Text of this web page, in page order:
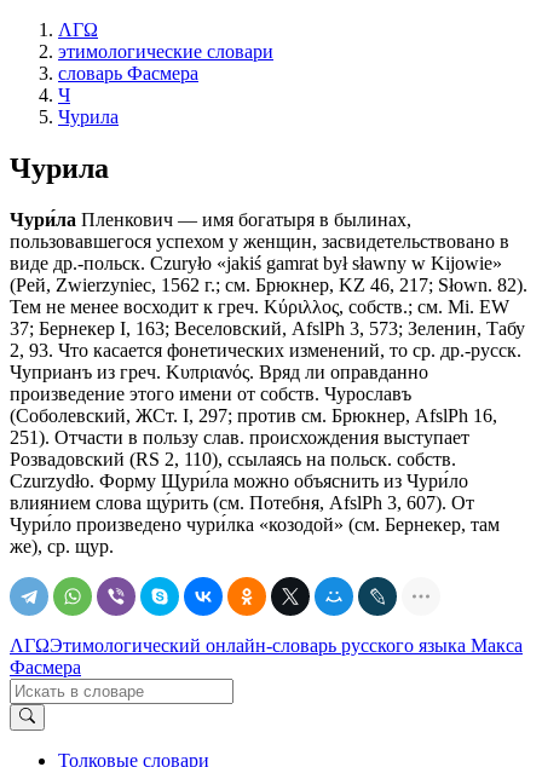
ΛΓΩ
этимологические словари
словарь Фасмера
Ч
Чурила
Чурила
Чури́ла Пленкович — имя богатыря в былинах,
пользовавшегося успехом у женщин, засвидетельствовано в
виде др.-польск. Czuryło «jakiś gamrat bуł sławny w Kijowie»
(Рей, Zwierzyniec, 1562 г.; см. Брюкнер, KZ 46, 217; Słown. 82).
Тем не менее восходит к греч. Κύριλλος, собств.; см. Мi. ЕW
37; Бернекер I, 163; Веселовский, AfslPh 3, 573; Зеленин, Табу
2, 93. Что касается фонетических изменений, то ср. др.-русск.
Чуприанъ из греч. Κυπριανός. Вряд ли оправданно
произведение этого имени от собств. Чурославъ
(Соболевский, ЖСт. I, 297; против см. Брюкнер, AfslPh 16,
251). Отчасти в пользу слав. происхождения выступает
Розвадовский (RS 2, 110), ссылаясь на польск. собств.
Czurzydło. Форму Щури́ла можно объяснить из Чури́ло
влиянием слова щу́рить (см. Потебня, AfslPh 3, 607). От
Чури́ло произведено чури́лка «козодой» (см. Бернекер, там
же), ср. щур.
ΛΓΩЭтимологический онлайн-словарь русского языка Макса
Фасмера
Толковые словари